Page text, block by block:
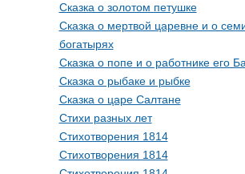
Сказка о золотом петушке
Сказка о мертвой царевне и о
богатырях
Сказка о попе и о работнике его
Сказка о рыбаке и рыбке
Сказка о царе Салтане
Стихи разных лет
Стихотворения 1814
Стихотворения 1814